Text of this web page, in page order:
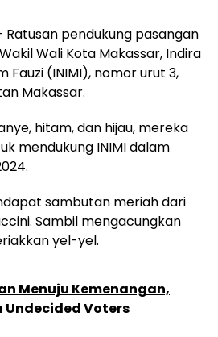
Ratusan pendukung pasangan
Wali Kota Makassar, Indira
Fauzi (INIMI), nomor urut 3,
Makassar.
hitam, dan hijau, mereka
mendukung INIMI dalam
sambutan meriah dari
Sambil mengacungkan
yel-yel.
Menuju Kemenangan,
Undecided Voters